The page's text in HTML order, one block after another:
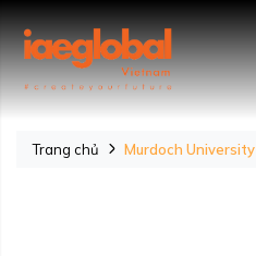
Trang chủ Murdoch University